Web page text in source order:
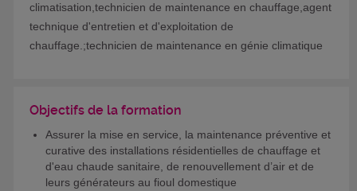
climatisation,technicien de maintenance en chauffage,agent
technique d'entretien et d'exploitation de
chauffage.;technicien de maintenance en génie climatique
Objectifs de la formation
Assurer la mise en service, la maintenance préventive et
curative des installations résidentielles de chauffage et
d'eau chaude sanitaire, de renouvellement d’air et de
leurs générateurs au fioul domestique